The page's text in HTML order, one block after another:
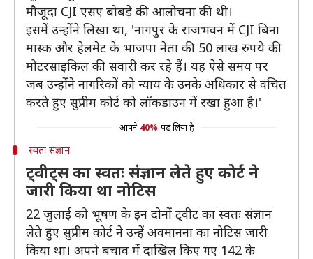
मौजूदा CJI एसए बोबड़े की आलोचना की थी।
इसमें उन्होंने लिखा था, 'नागपुर के राजभवन में CJI बिना
मास्क और हेलमेट के भाजपा नेता की 50 लाख रुपये की
मोटरसाइकिल की सवारी कर रहे हैं। यह ऐसे समय पर
जब उन्होंने नागरिकों को न्याय के उनके अधिकार से वंचित
करते हुए सुप्रीम कोर्ट को लॉकडाउन में रखा हुआ है।'
आपने 40% पढ़ लिया है
स्वतः संज्ञान
ट्वीट्स का स्वतः संज्ञान लेते हुए कोर्ट ने
जारी किया था नोटिस
22 जुलाई को भूषण के इन दोनों ट्वीट का स्वतः संज्ञान
लेते हुए सुप्रीम कोर्ट ने उन्हें अवमानना का नोटिस जारी
किया था। अपने बचाव में दाखिल किए गए 142 के